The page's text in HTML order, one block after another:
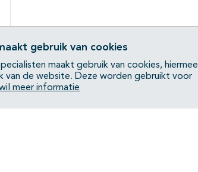
gebruik van cookies
maakt gebruik van cookies, hiermee
van de website. Deze worden gebruikt voor
wil meer informatie